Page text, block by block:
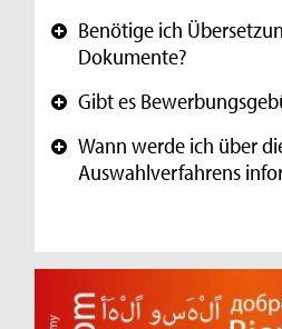
+ Benötige ich
Dokumente?
+ Gibt es
+ Wann werde ich über
Auswahlverfahrens